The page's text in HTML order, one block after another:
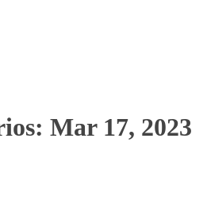
Mar 17, 2023